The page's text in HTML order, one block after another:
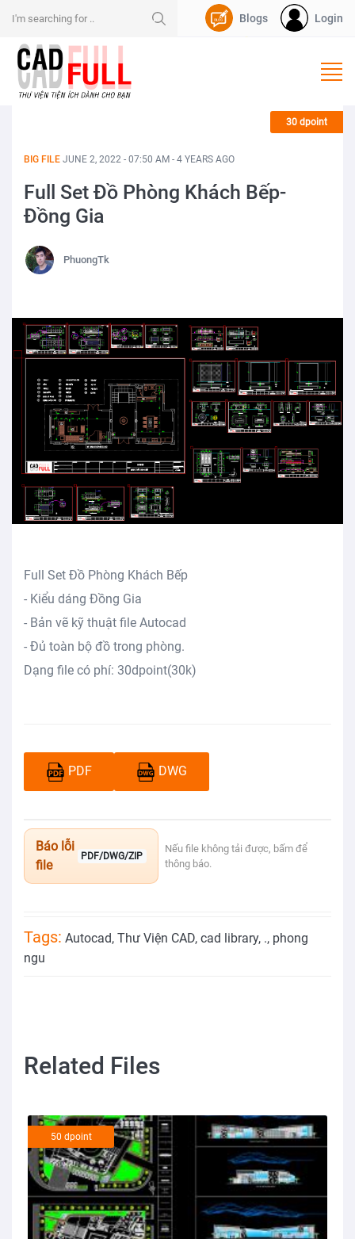
Login
Blogs
BIG FILE JUNE 2, 2022 - 07:50 AM - 4 YEARS AGO
Full Set Đồ Phòng Khách Bếp-
Đồng Gia
PhuongTk
30 dpoint
Full Set Đồ Phòng Khách Bếp
- Kiểu dáng Đồng Gia
- Bản vẽ kỹ thuật file Autocad
- Đủ toàn bộ đồ trong phòng.
Dạng file có phí: 30dpoint(30k)
PDF DWG
Báo lỗi
file
PDF/DWG/ZIP
Nếu file không tải được, bấm để
thông báo.
Tags: Autocad, Thư Viện CAD, cad library, ., phong
ngu
Related Files
50 dpoint